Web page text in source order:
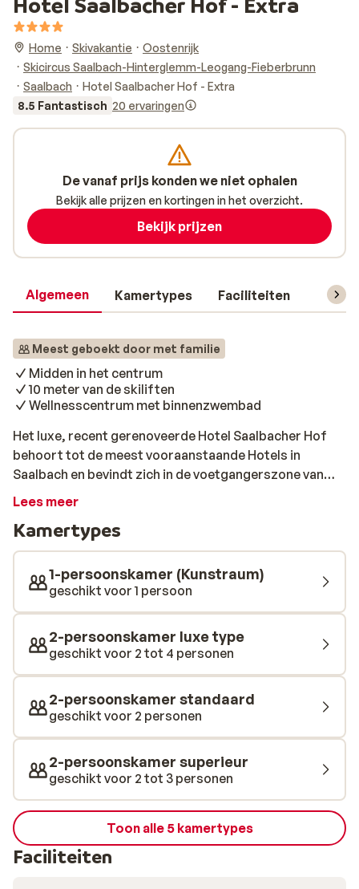
Home Skivakantie
Oostenrijk
Skicircus Saalbach-Hinterglemm-Leogang-Fieberbrunn
Saalbach
Hotel Saalbacher Hof - Extra
8.5 Fantastisch 20 ervaringen
Algemeen Kamertypes Faciliteiten
Meest geboekt door met familie
Midden in het centrum
10 meter van de skiliften
Wellnesscentrum met binnenzwembad
Het luxe, recent gerenoveerde Hotel Saalbacher Hof
behoort tot de meest vooraanstaande Hotels in
Saalbach en bevindt zich in de voetgangerszone van
Saalbach. Saalbacher Hof is de perfecte thuisbasis
design, lifestyle, traditie en een ongedwongen sfeer.
Het motto “Vier het leven” wordt in de Saalbacher Hof
geleefd van 's ochtends vroeg tot 's avonds laat. Van de
goede vibes van de DJ en de unieke designkamers tot
het vriendelijke personeel die het Saalbacher Hof
maken tot wat het is. Het hotel voldoet aan de wensen
van de moderne vakantieganger. Dit zie je vooral terug
in de inrichting en de vriendelijke service. De elegant en
allemaal voorzien van een tv, en een badkamer met
badjassen en een gezellige zithoek. Na een intensieve
dag op de pistes kun je een rustpauze nemen in de
sauna of de jacuzzi en de spieren weer helemaal
losmaken in het bijzonder mooie zwembad met
waterval. Een lekker drankje drink je in de sfeervolle
lounge met open haard of in de legendarische après-
ski bar: Castello, die je in de kelder van het hotel vindt.
Dit is is de perfecte plek voor iedereen die waarde
Lees meer
Kamertypes
1-persoonskamer (Kunstraum)
geschikt voor 1 persoon
2-persoonskamer luxe type
geschikt voor 2 tot 4 personen
2-persoonskamer standaard
geschikt voor 2 personen
2-persoonskamer superieur
geschikt voor 2 tot 3 personen
Toon alle 5 kamertypes
Faciliteiten
De vanaf prijs konden we niet ophalen
Bekijk alle prijzen en kortingen in het overzicht.
Bekijk prijzen